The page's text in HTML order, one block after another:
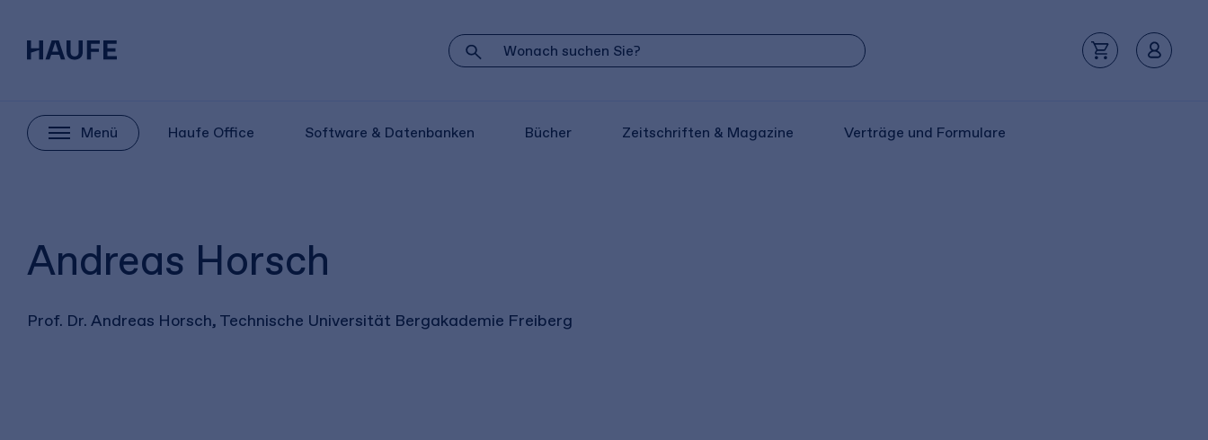
Menü Haufe Office Software & Datenbanken Bücher Zeitschriften & Magazine Verträge und Formulare
Andreas Horsch
Prof. Dr. Andreas Horsch, Technische Universität Bergakademie Freiberg